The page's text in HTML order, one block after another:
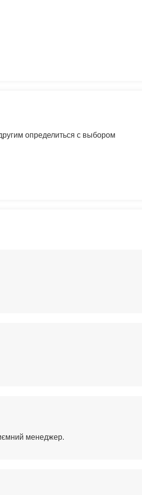
определиться с выбором
менеджер.